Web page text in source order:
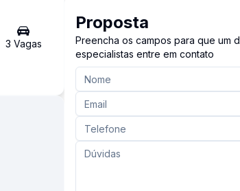
3 Vagas
Proposta
Preencha os campos para que um
especialistas entre em contato